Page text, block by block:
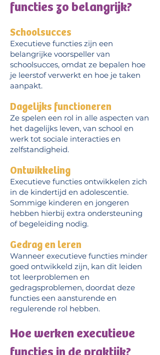
functies zo belangrijk?
Schoolsucces
Executieve functies zijn een
belangrijke voorspeller van
schoolsucces, omdat ze bepalen hoe
je leerstof verwerkt en hoe je taken
aanpakt.
Dagelijks functioneren
Ze spelen een rol in alle aspecten van
het dagelijks leven, van school en
werk tot sociale interacties en
zelfstandigheid.
Ontwikkeling
Executieve functies ontwikkelen zich
in de kindertijd en adolescentie.
Sommige kinderen en jongeren
hebben hierbij extra ondersteuning
of begeleiding nodig.
Gedrag en leren
Wanneer executieve functies minder
goed ontwikkeld zijn, kan dit leiden
tot leerproblemen en
gedragsproblemen, doordat deze
functies een aansturende en
regulerende rol hebben.
Hoe werken executieve